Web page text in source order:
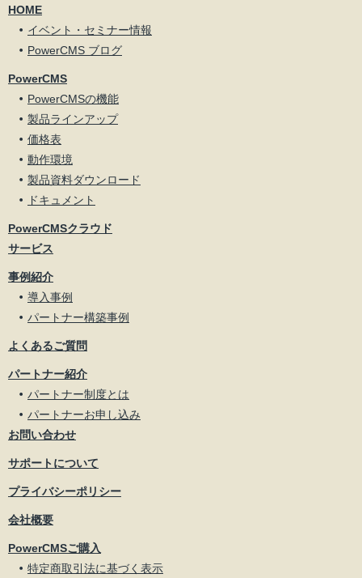
HOME
イベント・セミナー情報
PowerCMS ブログ
PowerCMS
PowerCMSの機能
製品ラインアップ
価格表
動作環境
製品資料ダウンロード
ドキュメント
PowerCMSクラウド
サービス
事例紹介
導入事例
パートナー構築事例
よくあるご質問
パートナー紹介
パートナー制度とは
パートナーお申し込み
お問い合わせ
サポートについて
プライバシーポリシー
会社概要
PowerCMSご購入
特定商取引法に基づく表示